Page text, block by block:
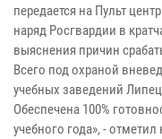
передается на Пульт
наряд Росгвардии в
выяснения причин
Всего под охраной
учебных заведений
Обеспечена 100%
учебного года», -